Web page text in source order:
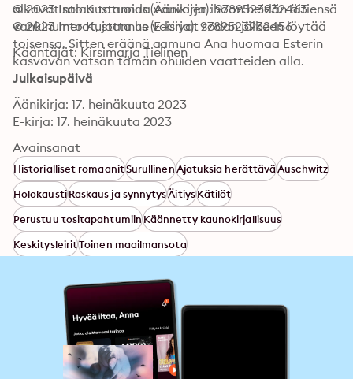
alkavat salaa tatuoida vauvojen ihoon heidän äitiensä
vankinumerot, jotta he voisivat sodan jälkeen löytää
toisensa. Sitten eräänä aamuna Ana huomaa Esterin
kasvavan vatsan tämän ohuiden vaatteiden alla.
© 2023 Into Kustannus (Äänikirja): 9789523932463
© 2023 Into Kustannus (E-kirja): 9789523932456
Kääntäjät: Kirsimarja Tielinen
Julkaisupäivä
Äänikirja: 17. heinäkuuta 2023
E-kirja: 17. heinäkuuta 2023
Avainsanat
Historialliset romaanitSurullinenAjatuksia herättäväAuschwitz
HolokaustiRaskaus ja synnytysÄitiysKätilöt
Perustuu tositapahtumiinKäännetty kaunokirjallisuus
KeskitysleiritToinen maailmansota